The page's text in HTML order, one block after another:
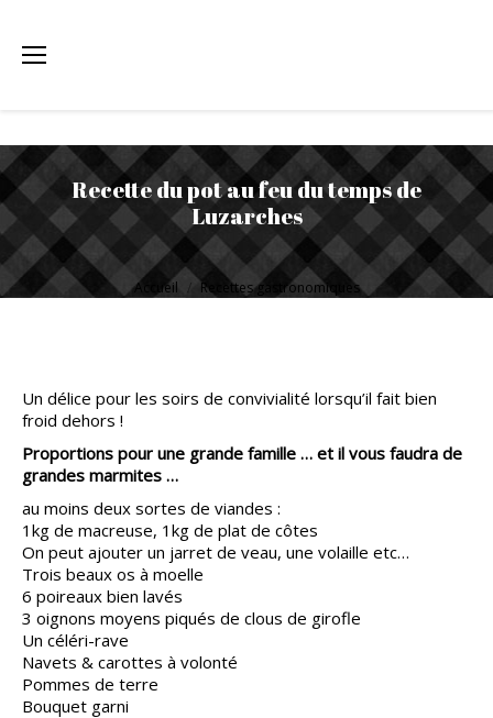
Recette du pot au feu du temps de
Luzarches
Vous êtes ici :Accueil Recettes gastronomiques
Un délice pour les soirs de convivialité lorsqu’il fait bien
froid dehors !
Proportions pour une grande famille … et il vous faudra de
grandes marmites …
au moins deux sortes de viandes :
1kg de macreuse, 1kg de plat de côtes
On peut ajouter un jarret de veau, une volaille etc…
Trois beaux os à moelle
6 poireaux bien lavés
3 oignons moyens piqués de clous de girofle
Un céléri-rave
Navets & carottes à volonté
Pommes de terre
Bouquet garni